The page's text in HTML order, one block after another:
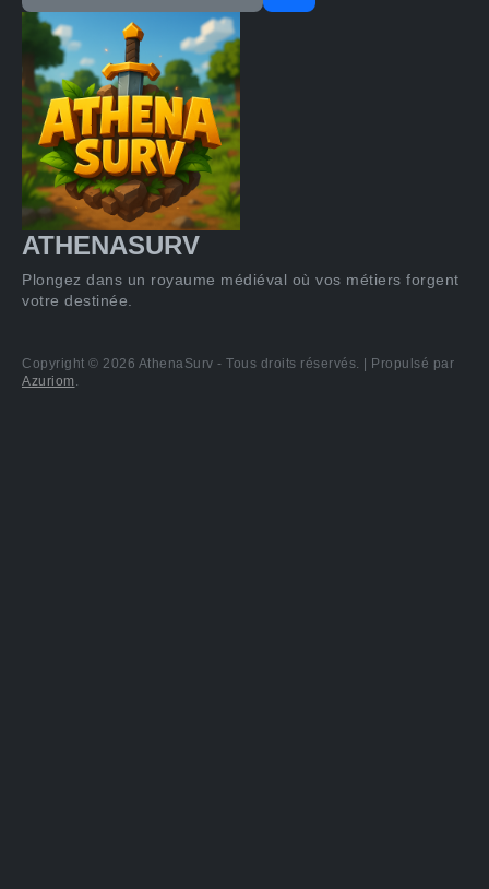
ATHENASURV
Plongez dans un royaume médiéval où vos métiers forgent
votre destinée.
Copyright © 2026 AthenaSurv - Tous droits réservés. | Propulsé par
Azuriom